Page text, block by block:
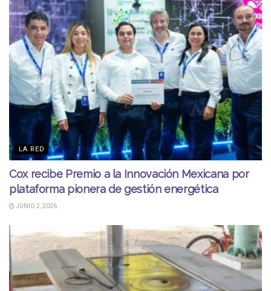
LA RED
Cox recibe Premio a la Innovación Mexicana por
plataforma pionera de gestión energética
JUNIO 2, 2026